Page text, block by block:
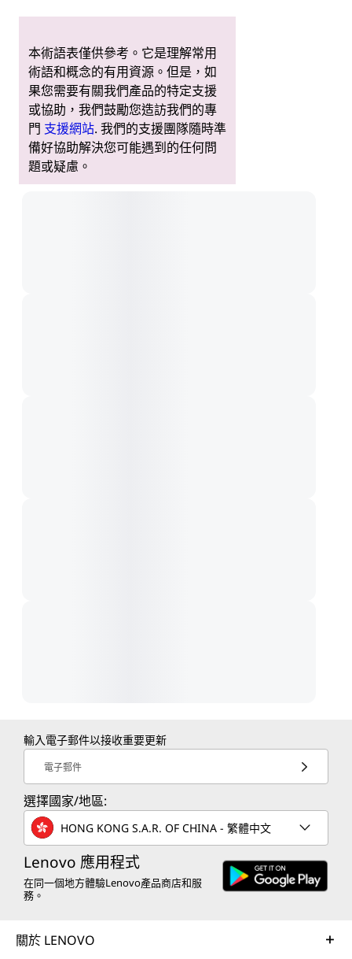
本術語表僅供參考。它是理解常用
術語和概念的有用資源。但是，如
果您需要有關我們產品的特定支援
或協助，我們鼓勵您造訪我們的專
門 支援網站. 我們的支援團隊隨時準
備好協助解決您可能遇到的任何問
題或疑慮。
輸入電子郵件以接收重要更新
電子郵件
選擇國家/地區:
HONG KONG S.A.R. OF CHINA - 繁體中文
Lenovo 應用程式
在同一個地方體驗Lenovo產品商店和服
務。
關於 LENOVO